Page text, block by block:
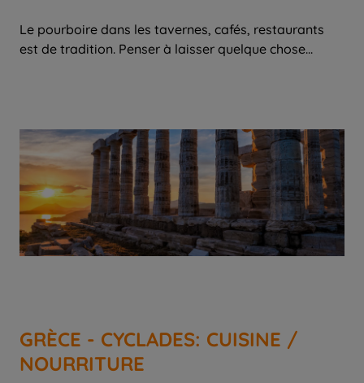
Le pourboire dans les tavernes, cafés, restaurants
est de tradition. Penser à laisser quelque chose...
GRÈCE - CYCLADES: CUISINE /
NOURRITURE